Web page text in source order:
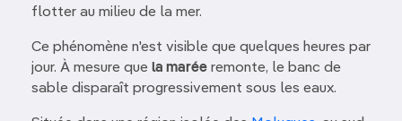
flotter au milieu de la mer.
Ce phénomène n'est visible que quelques heures par
jour. À mesure que la marée remonte, le banc de
sable disparaît progressivement sous les eaux.